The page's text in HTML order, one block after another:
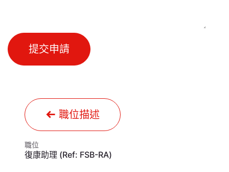
提交申請
職位描述
職位
復康助理 (Ref: FSB-RA)